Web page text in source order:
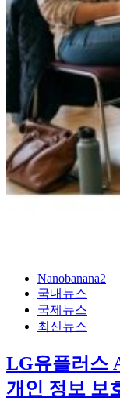
Nanobanana2
국내뉴스
국제뉴스
최신뉴스
LG유플러스
개인 정보 보